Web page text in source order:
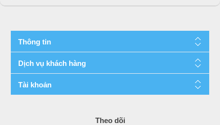
Thông tin
Dịch vụ khách hàng
Tài khoản
Theo dõi